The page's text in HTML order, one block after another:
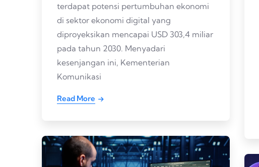
terdapat potensi pertumbuhan ekonomi
di sektor ekonomi digital yang
diproyeksikan mencapai USD 303,4 miliar
pada tahun 2030. Menyadari
kesenjangan ini, Kementerian
Komunikasi
Read More